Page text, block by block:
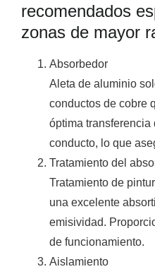
recomendados
zonas de mayor
Absorbedor
Aleta de aluminio
conductos de cobre
óptima transferencia
conducto, lo que
Tratamiento del
Tratamiento de
una excelente
emisividad.
de funcionamiento.
Aislamiento